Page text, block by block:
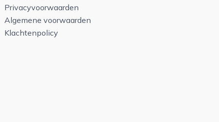
Privacyvoorwaarden
Algemene voorwaarden
Klachtenpolicy